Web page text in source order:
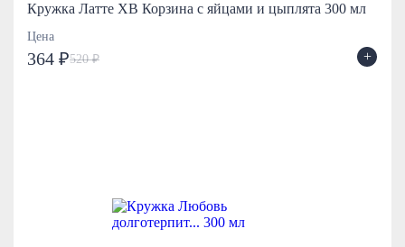
Кружка Латте ХВ Корзина с яйцами и цыплята 300 мл
Цена
364 ₽520 ₽ +